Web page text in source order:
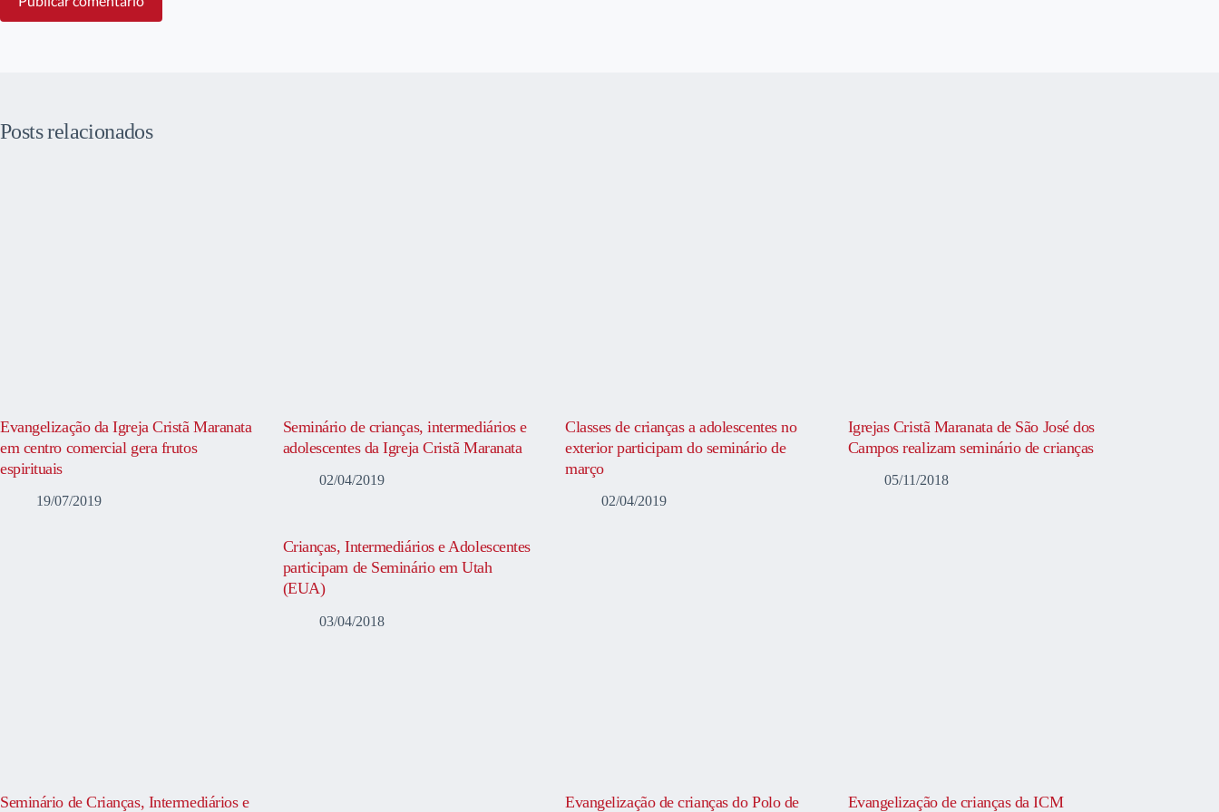
Posts relacionados
Evangelização da Igreja Cristã Maranata
em centro comercial gera frutos
espirituais
19/07/2019
Seminário de crianças, intermediários e
adolescentes da Igreja Cristã Maranata
02/04/2019
Classes de crianças a adolescentes no
exterior participam do seminário de
março
02/04/2019
Igrejas Cristã Maranata de São José dos
Campos realizam seminário de crianças
05/11/2018
Seminário de Crianças, Intermediários e
Crianças, Intermediários e Adolescentes
participam de Seminário em Utah
(EUA)
03/04/2018
Evangelização de crianças do Polo de Evangelização de crianças da ICM